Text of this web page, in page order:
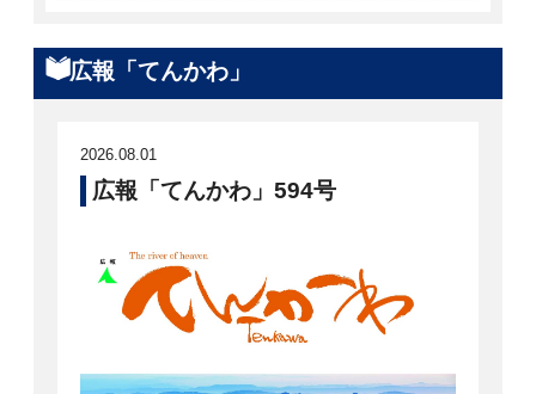
広報「てんかわ」
2026.08.01
広報「てんかわ」594号